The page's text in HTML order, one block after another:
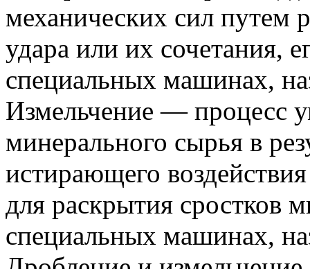
механических сил путем
удара или их сочетания,
специальных машинах,
Измельчение — процесс
минерального сырья в
истирающего
для раскрытия сростков
специальных машинах,